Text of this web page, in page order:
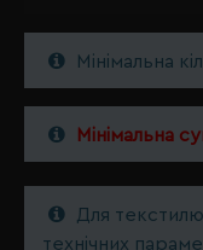
Мінімальна
Мінімальна
Для
технічних